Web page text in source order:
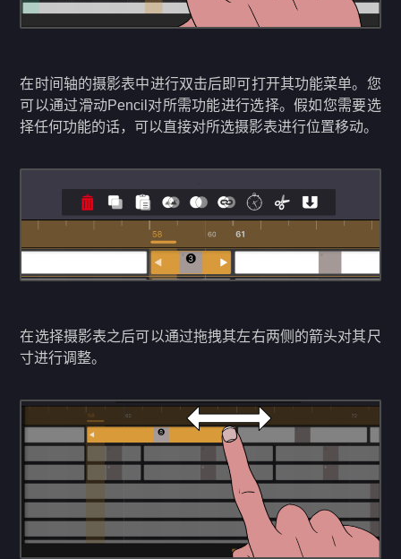
在时间轴的摄影表中进行双击后即可打开其功能菜单。您
可以通过滑动Pencil对所需功能进行选择。假如您需要选
择任何功能的话，可以直接对所选摄影表进行位置移动。
在选择摄影表之后可以通过拖拽其左右两侧的箭头对其尺
寸进行调整。